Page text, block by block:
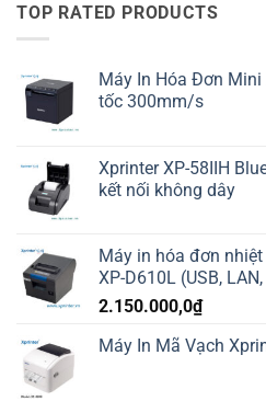
TOP RATED PRODUCTS
Máy In Hóa Đơn Mini
tốc 300mm/s
Xprinter XP-58IIH
kết nối không dây
Máy in hóa đơn
XP-D610L (USB,
2.150.000,0₫
Máy In Mã Vạch